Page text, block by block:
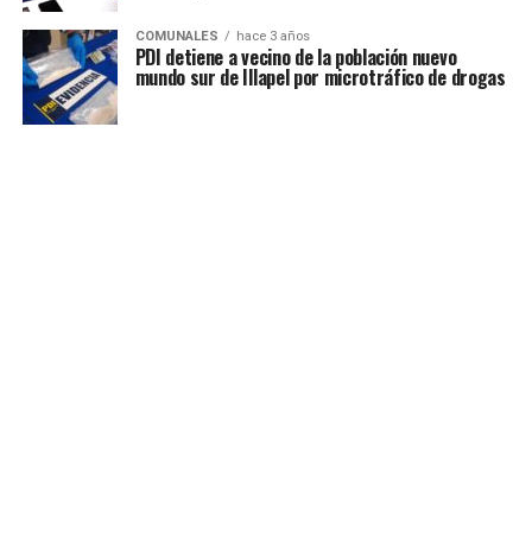
COMUNALES hace 3 años
PDI detiene a vecino de la población nuevo
mundo sur de Illapel por microtráfico de drogas